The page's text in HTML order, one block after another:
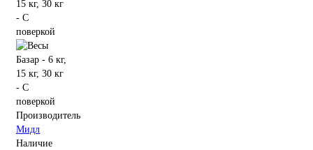
Производитель
Мидл
Наличие